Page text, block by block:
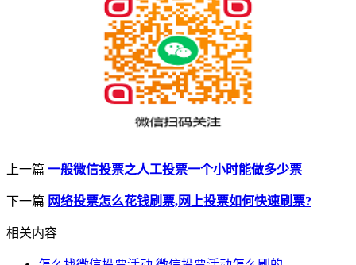
上一篇 一般微信投票之人工投票一个小时能做多少票
下一篇 网络投票怎么花钱刷票,网上投票如何快速刷票?
相关内容